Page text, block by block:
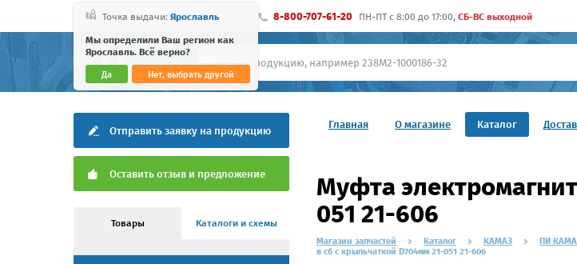
Точка выдачи: Ярославль
Мы определили Ваш регион как
Ярославль. Всё верно?
Да Нет, выбрать другой
8-800-707-61-20 ПН-ПТ c 8:00 до 17:00, СБ-ВС выходной
Главная О магазине Каталог
Отправить заявку на продукцию
Оставить отзыв и предложение
Товары Каталоги и схемы
Муфта
051 21-606
Магазин запчастей Каталог КАМАЗ ПИ
в сб с крыльчаткой D704мм 21-051 21-606